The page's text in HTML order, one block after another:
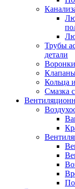
Трубы
детали
Кольца
Смазка